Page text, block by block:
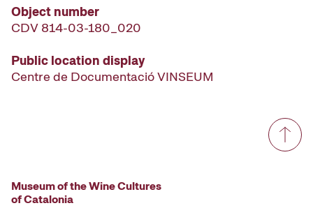
Object number
CDV 814-03-180_020
Public location display
Centre de Documentació VINSEUM
Museum of the Wine Cultures
of Catalonia